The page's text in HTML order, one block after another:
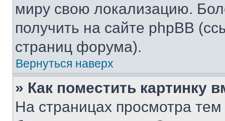
миру свою локализацию.
получить на сайте phpBB
страниц форума).
Вернуться наверх
» Как поместить картинку
На страницах просмотра